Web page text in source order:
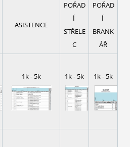
ASISTENCE
POŘAD
Í
STŘELE
C
POŘAD
Í
BRANK
ÁŘ
1k - 5k 1k - 5k 1k - 5k